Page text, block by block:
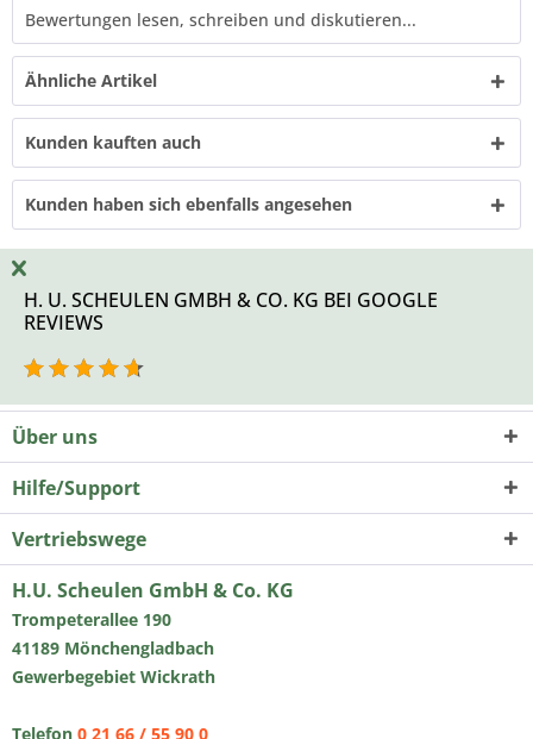
Bewertungen lesen, schreiben und diskutieren...
Ähnliche Artikel
Kunden kauften auch
Kunden haben sich ebenfalls angesehen
H. U. SCHEULEN GMBH & CO. KG BEI GOOGLE
REVIEWS
Über uns
Hilfe/Support
Vertriebswege
H.U. Scheulen GmbH & Co. KG
Trompeterallee 190
41189 Mönchengladbach
Gewerbegebiet Wickrath
Telefon 0 21 66 / 55 90 0